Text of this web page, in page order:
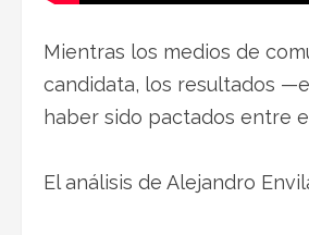
Mientras los medios de
candidata, los resultados
haber sido pactados entre
El análisis de Alejandro